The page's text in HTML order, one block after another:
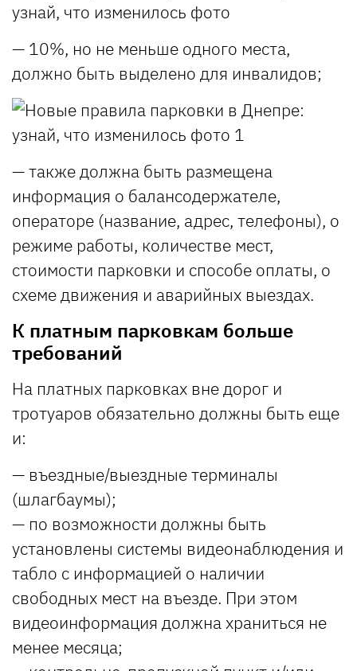
— 10%, но не меньше одного места,
должно быть выделено для инвалидов;
— также должна быть размещена
информация о балансодержателе,
операторе (название, адрес, телефоны), о
режиме работы, количестве мест,
стоимости парковки и способе оплаты, о
схеме движения и аварийных выездах.
К платным парковкам больше
требований
На платных парковках вне дорог и
тротуаров обязательно должны быть еще
и:
— въездные/выездные терминалы
(шлагбаумы);
— по возможности должны быть
установлены системы видеонаблюдения и
табло с информацией о наличии
свободных мест на въезде. При этом
видеоинформация должна храниться не
менее месяца;